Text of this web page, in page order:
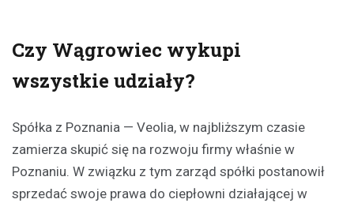
Czy Wągrowiec wykupi
wszystkie udziały?
Spółka z Poznania — Veolia, w najbliższym czasie
zamierza skupić się na rozwoju firmy właśnie w
Poznaniu. W związku z tym zarząd spółki postanowił
sprzedać swoje prawa do ciepłowni działającej w